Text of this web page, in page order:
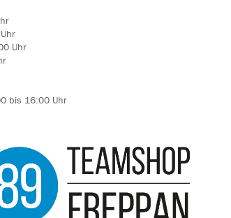
Uhr
bis 16:00 Uhr
Besucherdaten können wir dir personalisierte Inhalte
Website verbessern. Weitere Informationen zu den
Alle akzeptieren
mehr Infos
Datenschutz Impressum